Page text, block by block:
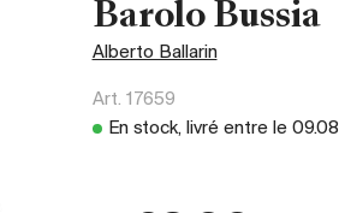
Barolo Bussia
Alberto Ballarin
Art. 17659
En stock, livré entre le 09.08